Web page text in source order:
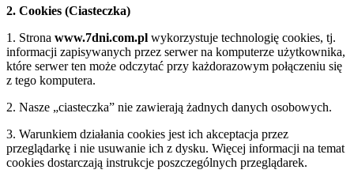
2. Cookies (Ciasteczka)
1. Strona www.7dni.com.pl wykorzystuje technologię cookies, tj.
informacji zapisywanych przez serwer na komputerze użytkownika,
które serwer ten może odczytać przy każdorazowym połączeniu się
z tego komputera.
2. Nasze „ciasteczka” nie zawierają żadnych danych osobowych.
3. Warunkiem działania cookies jest ich akceptacja przez
przeglądarkę i nie usuwanie ich z dysku. Więcej informacji na temat
cookies dostarczają instrukcje poszczególnych przeglądarek.